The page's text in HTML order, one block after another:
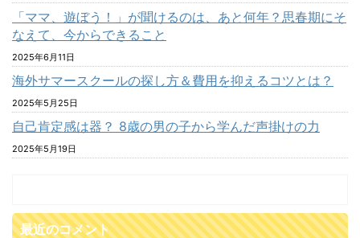
「ママ、遊ぼう！」が聞けるのは、あと何年？思春期にそ
なえて、今からできること
2025年6月11日
海外サマースクールの探し方＆費用を抑えるコツとは？
2025年5月25日
自己肯定感は器？ 8歳の男の子から学んだ声掛けの力
2025年5月19日
最近のコメント